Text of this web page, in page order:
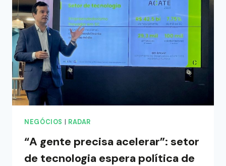
NEGÓCIOS RADAR
“A gente precisa acelerar”: setor
de tecnologia espera política de